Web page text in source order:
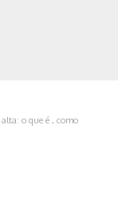
o que é , como